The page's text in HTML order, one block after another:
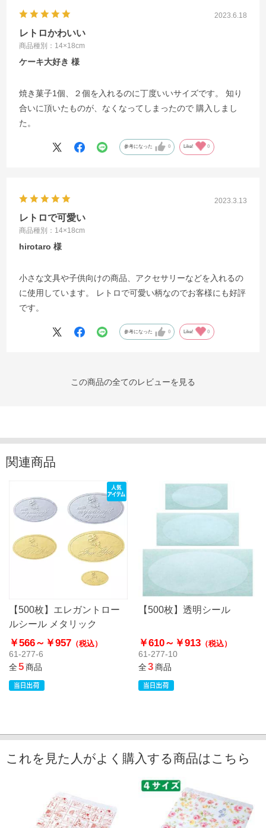
2023.6.18
レトロかわいい
商品種別：14×18cm
ケーキ大好き
焼き菓子1個、２個を入れるのに丁度いいサイズです。 知り
合いに頂いたものが、なくなってしまったので 購入しまし
た。
参考になった 0 Like! 0
2023.3.13
レトロで可愛い
商品種別：14×18cm
hirotaro
小さな文具や子供向けの商品、アクセサリーなどを入れるの
に使用しています。 レトロで可愛い柄なのでお客様にも好評
です。
参考になった 0 Like! 0
この商品の全てのレビューを見る
関連商品
【500枚】エレガントロー
ルシール メタリック
￥566～ ￥957 （税込）
61-277-6
全5商品
【500枚】透明シール
￥610～ ￥913 （税込）
61-277-10
全3商品
これを見た人がよく購入する商品はこちら